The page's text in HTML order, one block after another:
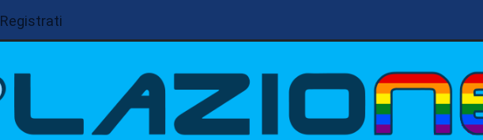
Registrati